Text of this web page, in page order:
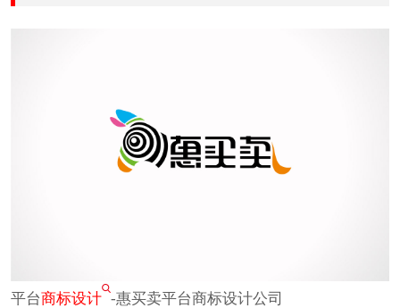
平台商标设计 -惠买卖平台商标设计公司